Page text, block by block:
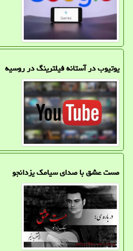
یوتیوب در آستانه فیلترینگ در روسیه
مست عشق با صدای سیامک یزدانجو